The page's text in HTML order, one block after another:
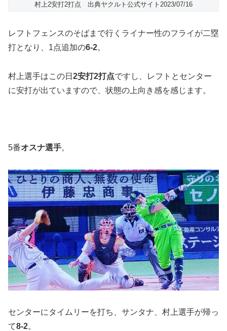
村上2安打2打点 出典ヤクルト公式サイト2023/07/16
レフトフェンスのそばまで行くライナー性のフライが二塁
打となり、1点追加の6-2。
村上選手はこの日 2安打2打点ですし、レフトとセンター
に安打が出ていますので、状態の上向き感を感じます。
5番オスナ選手。
センターにタイムリーを打ち、サンタナ、村上選手が帰っ
て8-2。